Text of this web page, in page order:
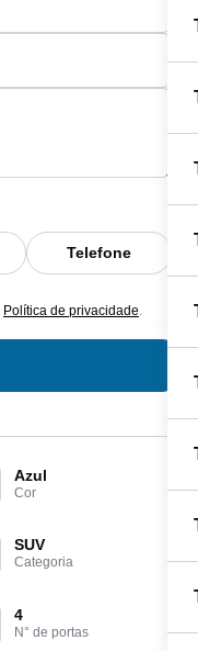
Azul
Cor
SUV
Categoria
4
N° de portas
Telefone
Política de privacidade